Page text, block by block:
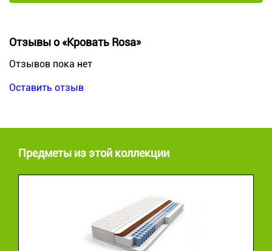
Отзывы о «Кровать Rosa»
Отзывов пока нет
Оставить отзыв
Предметы из этой коллекции